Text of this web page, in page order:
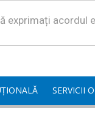
exprimați acordul
SERVICII